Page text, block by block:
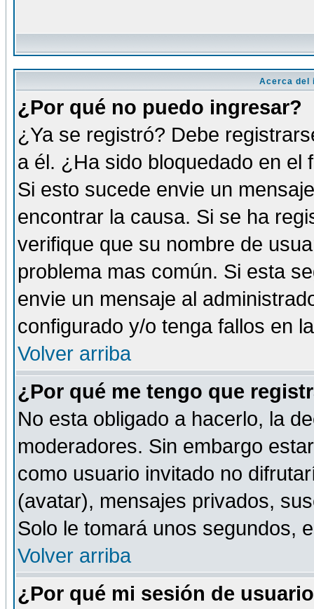
Acerca del
¿Por qué no puedo ingresar?
¿Ya se registró? Debe
a él. ¿Ha sido bloquedado en
Si esto sucede envie un
encontrar la causa. Si se ha
verifique que su nombre de
problema mas común. Si esta
envie un mensaje al
configurado y/o tenga fallos en
Volver arriba
¿Por qué me tengo que
No esta obligado a hacerlo, la
moderadores. Sin embargo
como usuario invitado no
(avatar), mensajes privados,
Solo le tomará unos segundos,
Volver arriba
¿Por qué mi sesión de